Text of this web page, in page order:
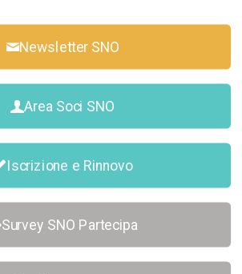
Newsletter SNO
Area Soci SNO
Iscrizione e Rinnovo
Survey SNO Partecipa